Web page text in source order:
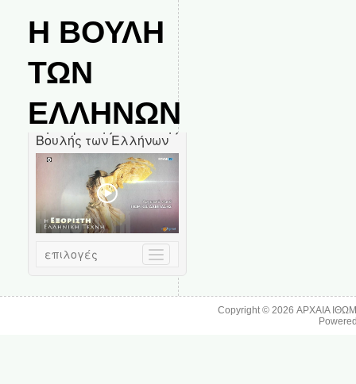
Η ΒΟΥΛΗ
ΤΩΝ
ΕΛΛΗΝΩΝ
Copyright © 2026ΑΡΧΑΙΑ